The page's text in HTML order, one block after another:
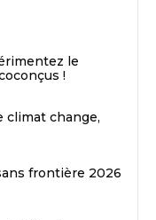
le
!
climat change,
frontière 2026